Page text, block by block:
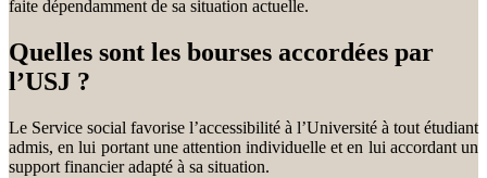
faite dépendamment de sa situation actuelle.
Quelles sont les bourses accordées par
l’USJ ?
Le Service social favorise l’accessibilité à l’Université à tout étudiant
admis, en lui portant une attention individuelle et en lui accordant un
support financier adapté à sa situation.